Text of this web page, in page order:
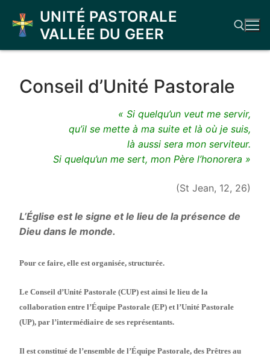
contenu
UNITÉ PASTORALE
VALLÉE DU GEER
Conseil d’Unité Pastorale
« Si quelqu’un veut me servir,
qu’il se mette à ma suite et là où je suis,
là aussi sera mon serviteur.
Si quelqu’un me sert, mon Père l’honorera »
(St Jean, 12, 26)
L’Église est le signe et le lieu de la présence de
Dieu dans le monde.
Pour ce faire, elle est organisée, structurée.
Le Conseil d’Unité Pastorale (CUP) est ainsi le lieu de la
collaboration entre l’Équipe Pastorale (EP) et l’Unité Pastorale
(UP), par l’intermédiaire de ses représentants.
Il est constitué de l’ensemble de l’Équipe Pastorale, des Prêtres au